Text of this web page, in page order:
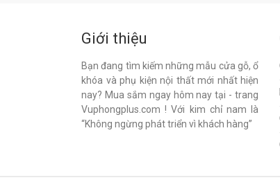
Giới thiệu
Bạn đang tìm kiếm những mẫu cửa gỗ, ổ
khóa và phụ kiện nội thất mới nhất hiện
nay? Mua sắm ngay hôm nay tại - trang
Vuphongplus.com ! Với kim chỉ nam là
“Không ngừng phát triển vì khách hàng”